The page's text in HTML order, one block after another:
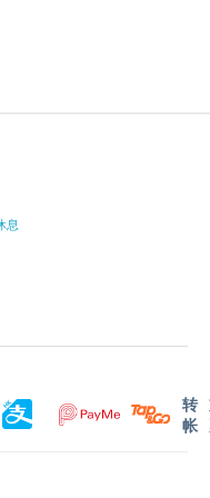
克叶酸400微克肌
烟碱酸35毫克对氨
B12 6微克锌15毫
额外收取附加费
会于送货前透过电
天内安排发货。
所影响。 当八号
时，送货服务时间
应情况再作最后
未能提供任何订
有权拒绝接受该
息
转
帐